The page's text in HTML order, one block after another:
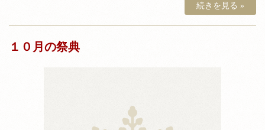
続きを見る »
１０月の祭典